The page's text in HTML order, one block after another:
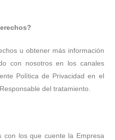
u obtener más información
con nosotros en los canales
Política de Privacidad en el
del tratamiento.
con los que cuente la Empresa